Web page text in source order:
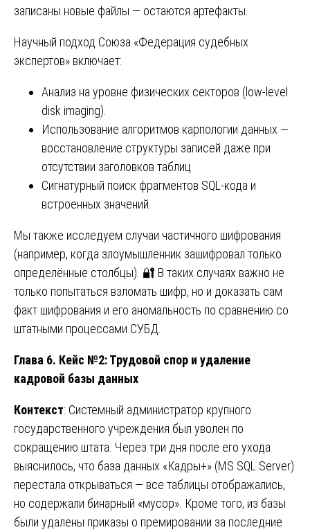
записаны новые файлы — остаются артефакты.
Научный подход Союза «Федерация судебных
экспертов» включает:
Анализ на уровне физических секторов (low-level
disk imaging).
Использование алгоритмов карпологии данных —
восстановление структуры записей даже при
отсутствии заголовков таблиц.
Сигнатурный поиск фрагментов SQL-кода и
встроенных значений.
Мы также исследуем случаи частичного шифрования
(например, когда злоумышленник зашифровал только
определённые столбцы). 🔐 В таких случаях важно не
только попытаться взломать шифр, но и доказать сам
факт шифрования и его аномальность по сравнению со
штатными процессами СУБД.
Глава 6. Кейс №2: Трудовой спор и удаление
кадровой базы данных
Контекст: Системный администратор крупного
государственного учреждения был уволен по
сокращению штата. Через три дня после его ухода
выяснилось, что база данных «Кадры+» (MS SQL Server)
перестала открываться — все таблицы отображались,
но содержали бинарный «мусор». Кроме того, из базы
были удалены приказы о премировании за последние